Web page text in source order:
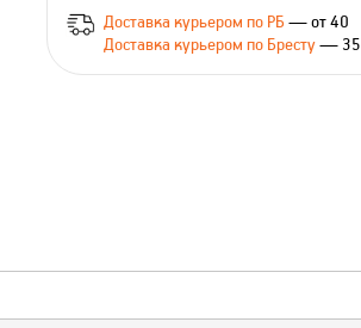
Доставка курьером по РБ — от 40
Доставка курьером по Бресту— 35